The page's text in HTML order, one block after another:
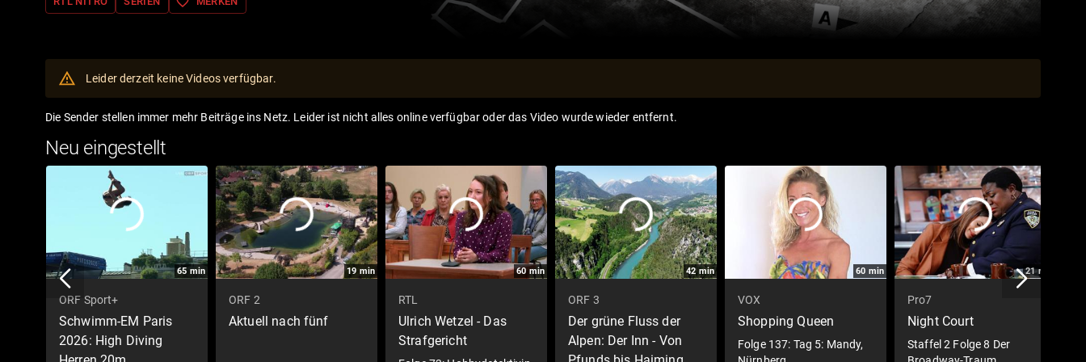
Leider derzeit keine Videos verfügbar.
Die Sender stellen immer mehr Beiträge ins Netz. Leider ist nicht alles online verfügbar oder das Video wurde wieder entfernt.
Neu eingestellt
65 min
ORF Sport+
Schwimm-EM Paris
2026: High Diving
19 min
ORF 2
Aktuell nach fünf
60 min
RTL
Ulrich Wetzel - Das
Strafgericht
42min
ORF 3
Der grüne Fluss der
Alpen: Der Inn - Von
60 min
VOX
Shopping Queen
Folge 137: Tag 5: Mandy,
21min
Pro7
Night Court
Staffel 2 Folge 8 Der